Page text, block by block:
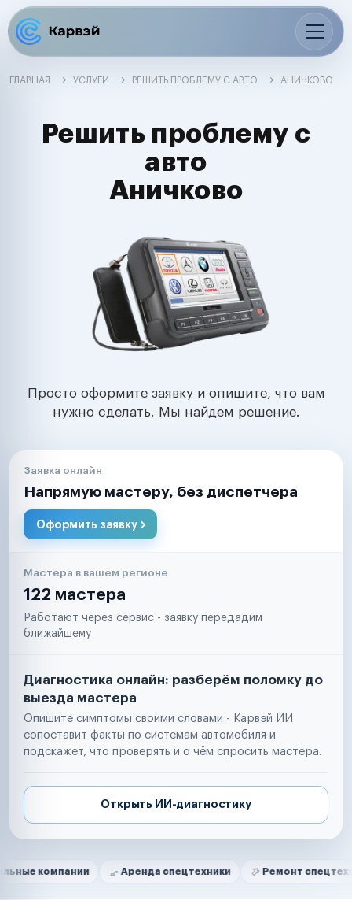
ГЛАВНАЯ УСЛУГИ РЕШИТЬ ПРОБЛЕМУ С АВТО АНИЧКОВО
Решить проблему с
авто
Аничково
Просто оформите заявку и опишите, что вам
нужно сделать. Мы найдем решение.
Заявка онлайн
Напрямую мастеру, без диспетчера
Оформить заявку
Мастера в вашем регионе
122 мастера
Работают через сервис - заявку передадим
ближайшему
Диагностика онлайн: разберём поломку до
выезда мастера
Опишите симптомы своими словами - Карвэй ИИ
сопоставит факты по системам автомобиля и
подскажет, что проверять и о чём спросить мастера.
Открыть ИИ-диагностику
Нам доверяют
Аренда спецтехники Ремонт спецтехники
Маркетплейсы